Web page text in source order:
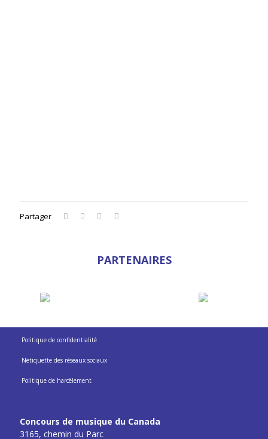
Partager
PARTENAIRES
Politique de confidentialité
Nétiquette des réseaux sociaux
Politique de harcèlement
Concours de musique du Canada
3165, chemin du Parc